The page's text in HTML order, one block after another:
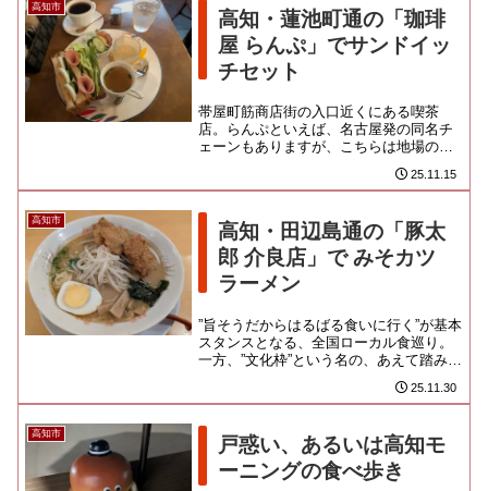
高知市
高知・蓮池町通の「珈琲
屋 らんぷ」でサンドイッ
チセット
帯屋町筋商店街の入口近くにある喫茶
店。らんぷといえば、名古屋発の同名チ
ェーンもありますが、こちらは地場のブ
ランドなんじゃないかな。高知城歴史博
物館「イストワール」や「アンの...25.11.15
高知市
高知・田辺島通の「豚太
郎 介良店」で みそカツ
ラーメン
”旨そうだからはるばる食いに行く”が基本
スタンスとなる、全国ローカル食巡り。
一方、”文化枠”という名の、あえて踏みに
25.11.30
高知市
戸惑い、あるいは高知モ
ーニングの食べ歩き